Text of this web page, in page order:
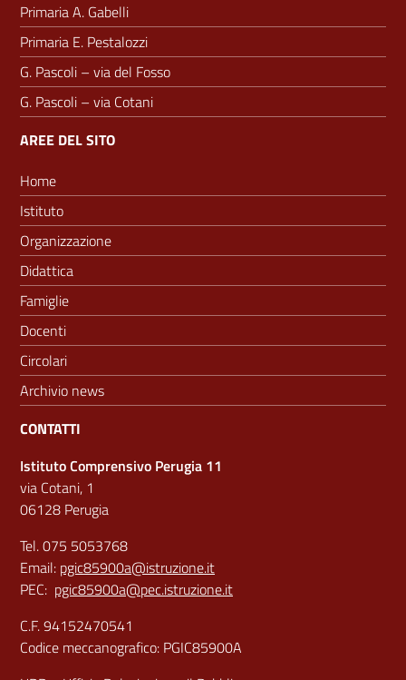
Primaria A. Gabelli
Primaria E. Pestalozzi
G. Pascoli – via del Fosso
G. Pascoli – via Cotani
AREE DEL SITO
Home
Istituto
Organizzazione
Didattica
Famiglie
Docenti
Circolari
Archivio news
CONTATTI
Istituto Comprensivo Perugia 11
via Cotani, 1
06128 Perugia
Tel. 075 5053768
Email: pgic85900a@istruzione.it
PEC: pgic85900a@pec.istruzione.it
C.F. 94152470541
Codice meccanografico: PGIC85900A